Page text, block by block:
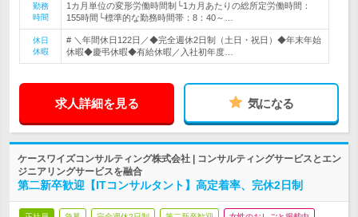
勤務
時間
1カ月単位の変形労働時間制└1カ月あたりの総所定労働時間：
155時間└標準的な勤務時間帯：8：40～…
休日
休暇
# ＼年間休日122日／◆完全週休2日制（土日・祝日）◆年末年始
休暇◆慶弔休暇◆有給休暇／入社初年度…
求人詳細を見る 気になる
ケースワイズコンサルティング株式会社 | コンサルティングサービスとエン
ジニアリングサービスを融合
第二新卒歓迎【ITコンサルタント】高定着率、完休2日制